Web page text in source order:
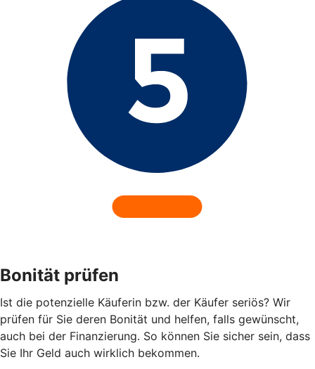
Bonität prüfen
Ist die potenzielle Käuferin bzw. der Käufer seriös? Wir
prüfen für Sie deren Bonität und helfen, falls gewünscht,
auch bei der Finanzierung. So können Sie sicher sein, dass
Sie Ihr Geld auch wirklich bekommen.